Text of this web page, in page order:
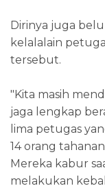
Dirinya juga
kelalalain
tersebut.
"Kita masih
jaga lengkap
lima petugas
14 orang
Mereka kabur
melakukan